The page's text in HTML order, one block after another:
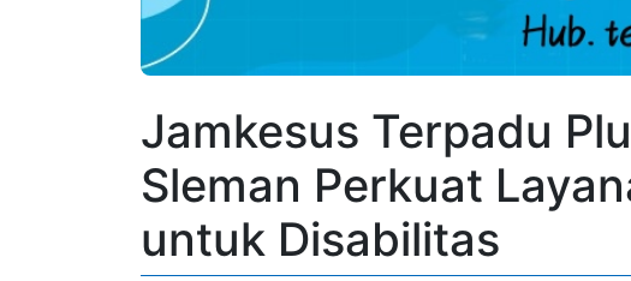
Jamkesus Terpadu
Sleman Perkuat
untuk Disabilitas